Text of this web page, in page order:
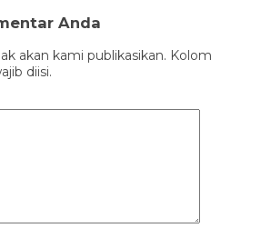
Anda
akan kami publikasikan. Kolom
diisi.